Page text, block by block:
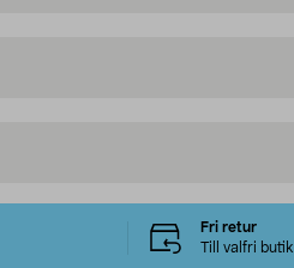
Fri retur
Till valfri butik